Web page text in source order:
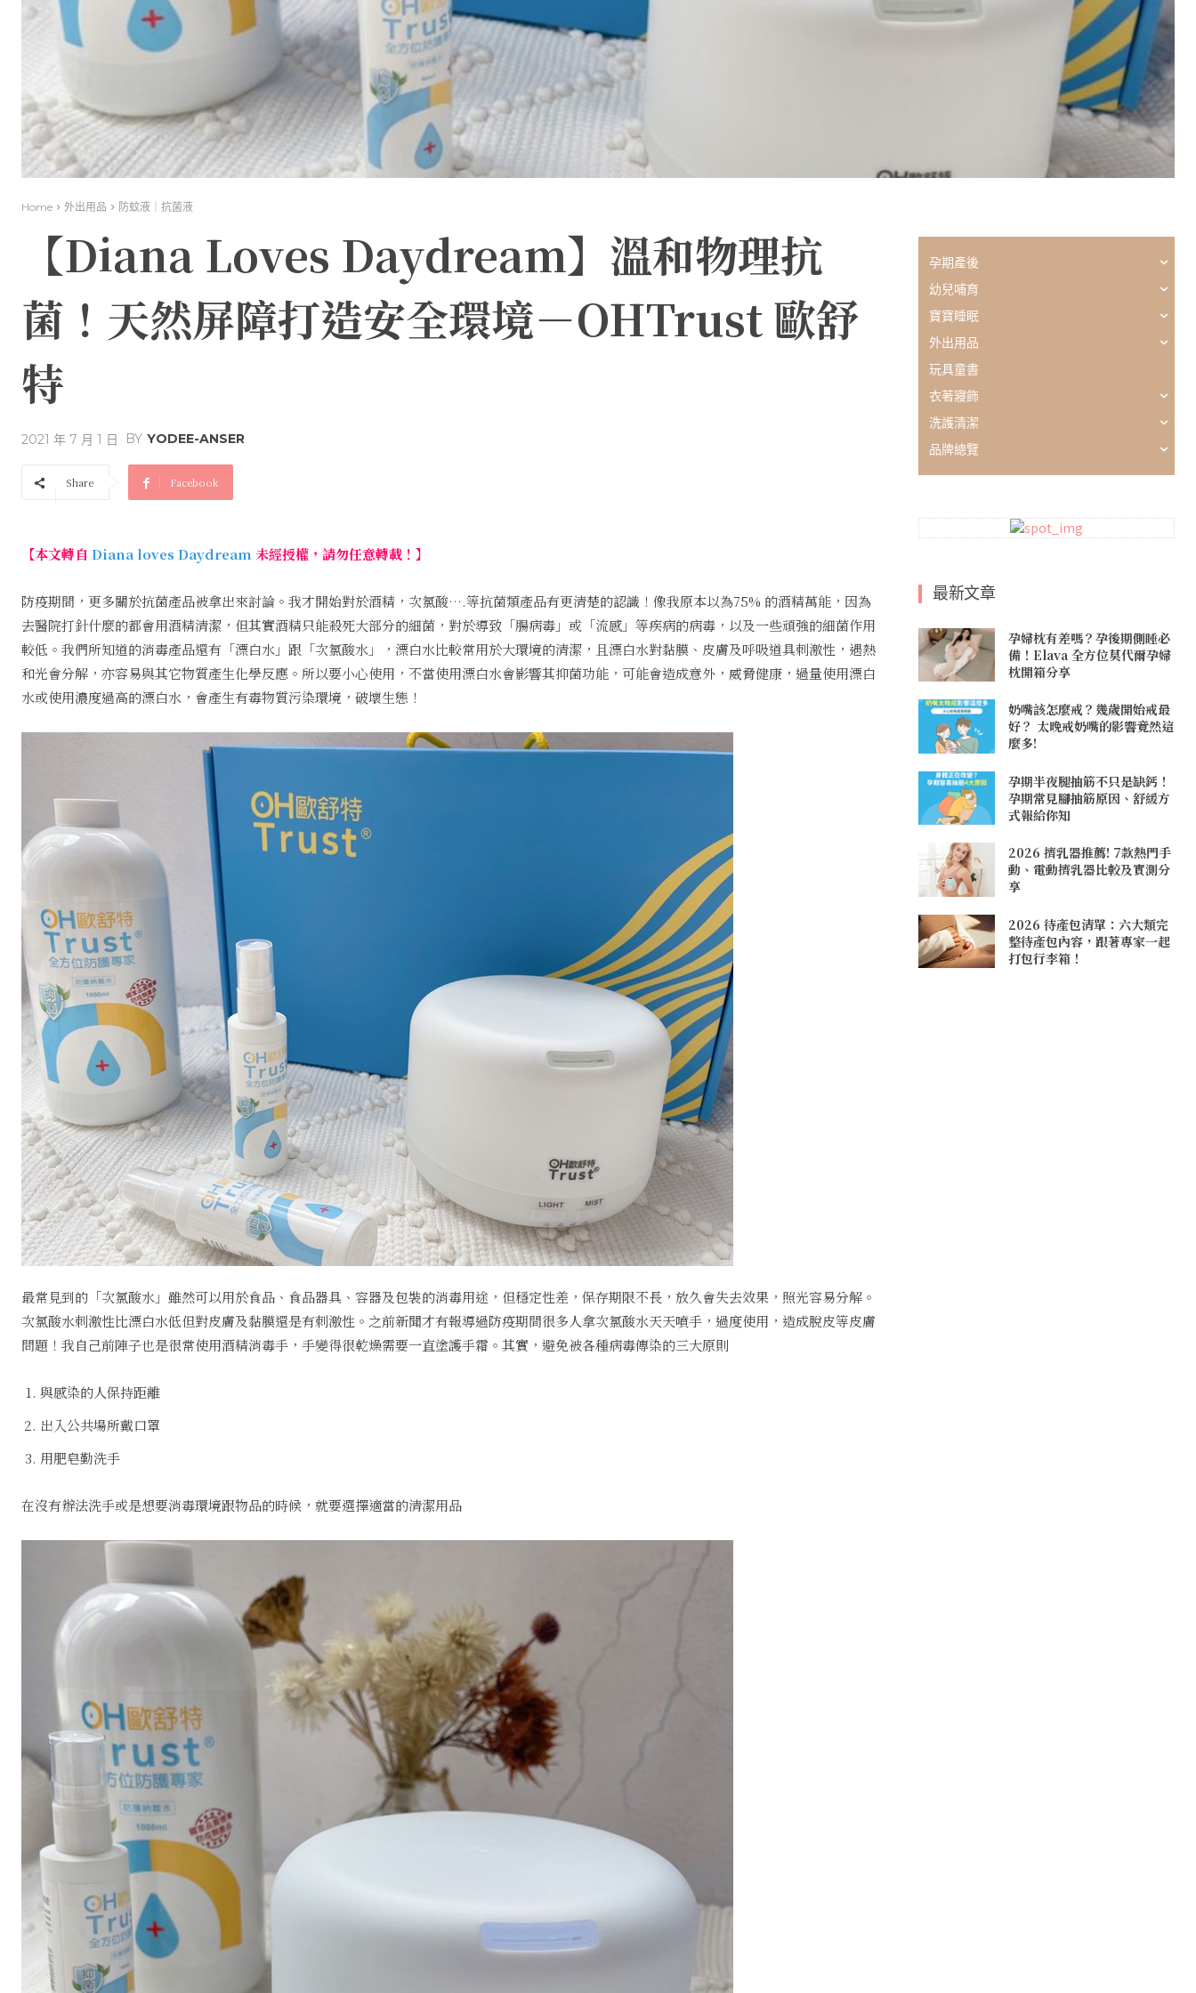
Home 外出用品 防蚊液｜抗菌液
【Diana Loves Daydream】溫和物理抗
菌！天然屏障打造安全環境－OHTrust 歐舒
特
2021 年 7 月 1 日 BY YODEE-ANSER
Share Facebook
【本文轉自 Diana loves Daydream 未經授權，請勿任意轉載！】
防疫期間，更多關於抗菌產品被拿出來討論。我才開始對於酒精，次氯酸….等抗菌類產品有更清楚的認識！像我原本以為75% 的酒精萬能，因為
去醫院打針什麼的都會用酒精清潔，但其實酒精只能殺死大部分的細菌，對於導致「腸病毒」或「流感」等疾病的病毒，以及一些頑強的細菌作用
較低。我們所知道的消毒產品還有「漂白水」跟「次氯酸水」，漂白水比較常用於大環境的清潔，且漂白水對黏膜、皮膚及呼吸道具刺激性，遇熱
和光會分解，亦容易與其它物質產生化學反應。所以要小心使用，不當使用漂白水會影響其抑菌功能，可能會造成意外，威脅健康，過量使用漂白
水或使用濃度過高的漂白水，會產生有毒物質污染環境，破壞生態！
最常見到的「次氯酸水」雖然可以用於食品、食品器具、容器及包裝的消毒用途，但穩定性差，保存期限不長，放久會失去效果，照光容易分解。
次氯酸水刺激性比漂白水低但對皮膚及黏膜還是有刺激性。之前新聞才有報導過防疫期間很多人拿次氯酸水天天噴手，過度使用，造成脫皮等皮膚
問題！我自己前陣子也是很常使用酒精消毒手，手變得很乾燥需要一直塗護手霜。其實，避免被各種病毒傳染的三大原則
與感染的人保持距離
出入公共場所戴口罩
用肥皂勤洗手
在沒有辦法洗手或是想要消毒環境跟物品的時候，就要選擇適當的清潔用品
孕期產後
幼兒哺育
寶寶睡眠
外出用品
玩具童書
衣著寢飾
洗護清潔
品牌總覽
最新文章
孕婦枕有差嗎？孕後期側睡必
備！Elava 全方位莫代爾孕婦
枕開箱分享
奶嘴該怎麼戒？幾歲開始戒最
好？ 太晚戒奶嘴的影響竟然這
麼多!
孕期半夜腿抽筋不只是缺鈣！
孕期常見腳抽筋原因、舒緩方
式報給你知
2026 擠乳器推薦! 7款熱門手
動、電動擠乳器比較及實測分
享
2026 待產包清單：六大類完
整待產包內容，跟著專家一起
打包行李箱！